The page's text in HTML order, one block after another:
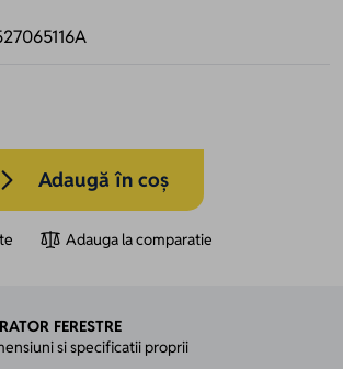
Adaugă în coș
Adauga la comparatie
FERESTRE
si specificatii proprii